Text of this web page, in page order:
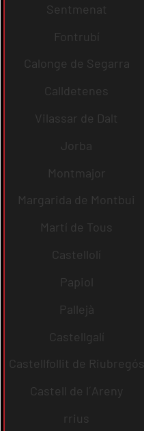
Sentmenat
Fontrubí
Calonge de Segarra
Calldetenes
Vilassar de Dalt
Jorba
Montmajor
Margarida de Montbui
Martí de Tous
Castellolí
Papiol
Pallejà
Castellgalí
Castellfollit de Riubregós
Castell de l´Areny
rrius